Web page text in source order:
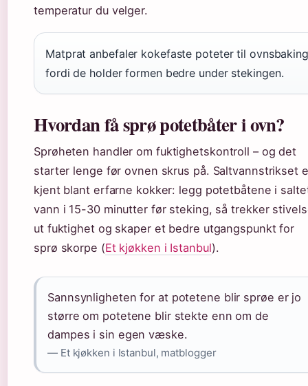
temperatur du velger.
Matprat anbefaler kokefaste poteter til ovnsbaking
fordi de holder formen bedre under stekingen.
Hvordan få sprø potetbåter i ovn?
Sprøheten handler om fuktighetskontroll – og det
starter lenge før ovnen skrus på. Saltvannstrikset
kjent blant erfarne kokker: legg potetbåtene i
vann i 15-30 minutter før steking, så trekker
ut fuktighet og skaper et bedre utgangspunkt for
sprø skorpe (Et kjøkken i Istanbul).
Sannsynligheten for at potetene blir sprøe er jo
større om potetene blir stekte enn om de
dampes i sin egen væske.
— Et kjøkken i Istanbul, matblogger